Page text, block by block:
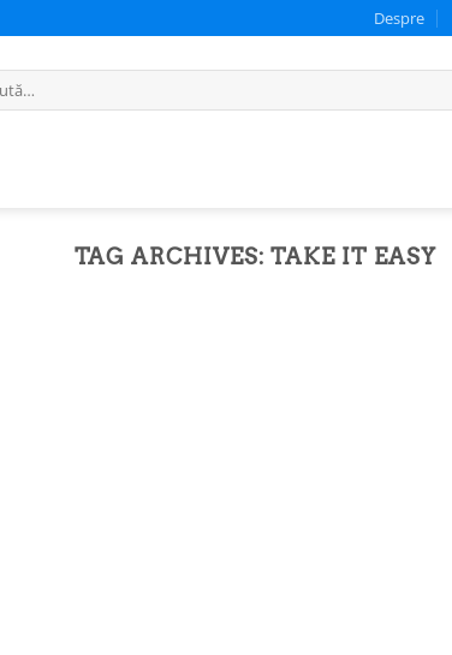
Despre
TAG ARCHIVES:TAKE IT EASY